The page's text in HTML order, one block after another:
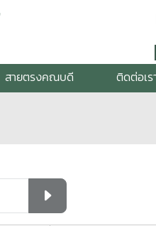
สายตรงคณบดี ติดต่อเร